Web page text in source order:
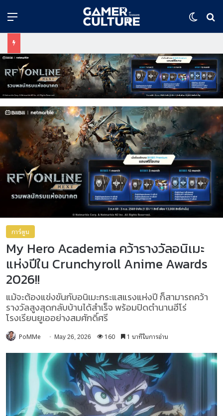
Menu
การ์ตูน
My Hero Academia คว้ารางวัลอนิเมะ
แห่งปีใน Crunchyroll Anime Awards
2026!!
แม้จะต้องแข่งขันกับอนิเมะกระแสแรงแห่งปี ก็สามารถคว้า
รางวัลสูงสุดกลับบ้านได้สำเร็จ พร้อมปิดตำนานฮีโร่
โรงเรียนยูเออย่างสมศักดิ์ศรี
PoMMe May 26, 2026 160 1 นาทีในการอ่าน